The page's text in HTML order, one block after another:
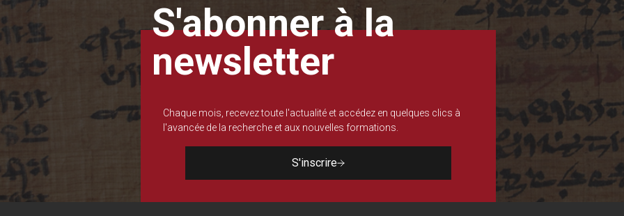
S'abonner à la
newsletter
Chaque mois, recevez toute l'actualité et accédez en quelques clics à
l'avancée de la recherche et aux nouvelles formations.
S'inscrire